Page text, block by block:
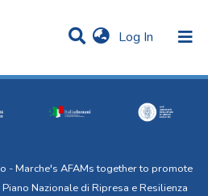
Log In (current)
- Marche's AFAMs together to promote
Nazionale di Ripresa e Resilienza